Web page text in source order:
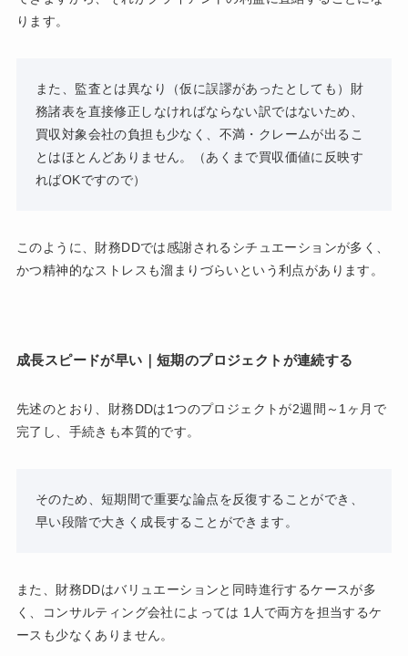
ります。
また、監査とは異なり（仮に誤謬があったとしても）財
務諸表を直接修正しなければならない訳ではないため、
買収対象会社の負担も少なく、不満・クレームが出るこ
とはほとんどありません。（あくまで買収価値に反映す
ればOKですので）
このように、財務DDでは感謝されるシチュエーションが多く、
かつ精神的なストレスも溜まりづらいという利点があります。
成長スピードが早い｜短期のプロジェクトが連続する
先述のとおり、財務DDは1つのプロジェクトが2週間～1ヶ月で
完了し、手続きも本質的です。
そのため、短期間で重要な論点を反復することができ、
早い段階で大きく成長することができます。
また、財務DDはバリュエーションと同時進行するケースが多
く、コンサルティング会社によっては 1人で両方を担当するケ
ースも少なくありません。